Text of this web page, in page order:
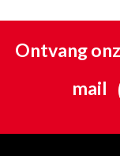
Ontvang
mail